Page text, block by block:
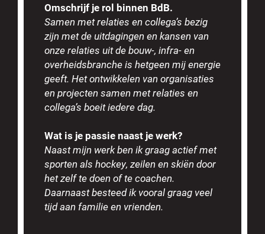
Omschrijf je rol binnen BdB.
Samen met relaties en collega’s bezig
zijn met de uitdagingen en kansen van
onze relaties uit de bouw-, infra- en
overheidsbranche is hetgeen mij energie
geeft. Het ontwikkelen van organisaties
en projecten samen met relaties en
collega’s boeit iedere dag.
Wat is je passie naast je werk?
Naast mijn werk ben ik graag actief met
sporten als hockey, zeilen en skiën door
het zelf te doen of te coachen.
Daarnaast besteed ik vooral graag veel
tijd aan familie en vrienden.